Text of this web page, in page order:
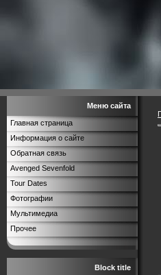
Меню сайта
Главная страница
Информация о сайте
Обратная связь
Avenged Sevenfold
Tour Dates
Фотографии
Мультимедиа
Прочее
Block title